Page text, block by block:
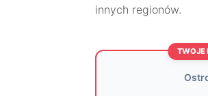
innych regionów.
TWOJE